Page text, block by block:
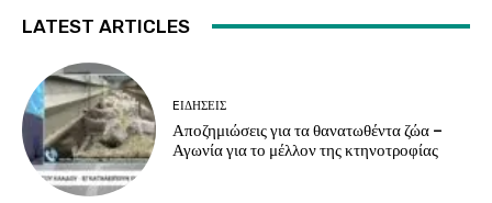
LATEST ARTICLES
EΙΔΗΣΕΙΣ
Αποζημιώσεις για τα θανατωθέντα ζώα –
Αγωνία για το μέλλον της κτηνοτροφίας